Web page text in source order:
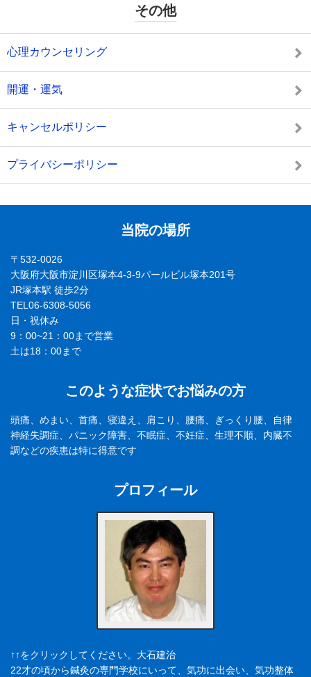
その他
心理カウンセリング
開運・運気
キャンセルポリシー
プライバシーポリシー
当院の場所
〒532-0026
大阪府大阪市淀川区塚本4-3-9パールビル塚本201号
JR塚本駅 徒歩2分
TEL06-6308-5056
日・祝休み
9：00~21：00まで営業
土は18：00まで
このような症状でお悩みの方
頭痛、めまい、首痛、寝違え、肩こり、腰痛、ぎっくり腰、自律
神経失調症、パニック障害、不眠症、不妊症、生理不順、内臓不
調などの疾患は特に得意です
プロフィール
↑↑をクリックしてください。大石建治
22才の頃から鍼灸の専門学校にいって、気功に出会い、気功整体